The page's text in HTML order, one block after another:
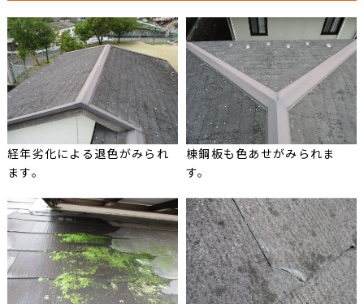
経年劣化による退色がみられ
ます。
棟鋼板も色あせがみられま
す。